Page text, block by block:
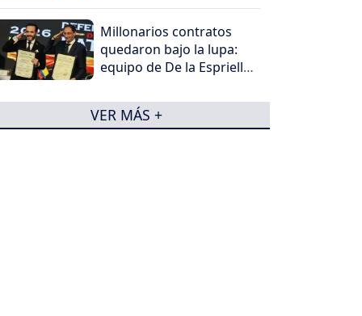
Millonarios contratos
quedaron bajo la lupa:
equipo de De la Espriella
Contraloría
VER MÁS +